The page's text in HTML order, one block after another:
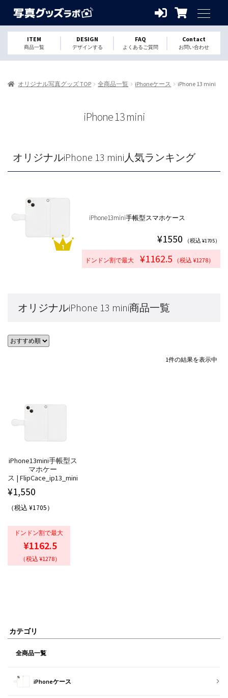
ITEM
商品一覧
DESIGN
デザインする
FAQ
よくあるご質問
Contact
お問い合わせ
オリジナル写真グッズ TOP 全商品一覧 iPhoneケース iPhone 13 mini
iPhone 13 mini
オリジナルiPhone 13 mini人気ランキング
iPhone13mini手帳型スマホケース
¥1550 （税込 ¥1705）
ドンドン割で最大 ¥1162.5 （税込 ¥1278）
オリジナルiPhone 13 mini商品一覧
1件の結果を表示中
iPhone13mini手帳型ス
マホケー
ス | FlipCace_ip13_mini
¥1,550
（税込 ¥1705）
ドンドン割で最大
¥1162.5
（税込 ¥1278）
カテゴリ
全商品一覧
iPhoneケース